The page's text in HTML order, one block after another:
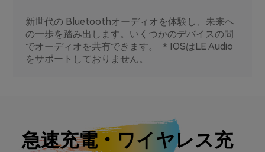
新世代の Bluetoothオーディオを体験し、未来へ
の一歩を踏み出します。いくつかのデバイスの間
でオーディオを共有できます。 ＊IOSはLE Audio
をサポートしておりません。
急速充電・ワイヤレス充